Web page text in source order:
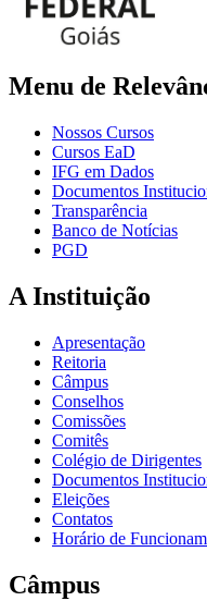
Menu de
Nossos Cursos
Cursos EaD
IFG em Dados
Documentos
Transparência
Banco de Notícias
PGD
A Instituição
Apresentação
Reitoria
Câmpus
Conselhos
Comissões
Comitês
Colégio de Dirigentes
Documentos
Eleições
Contatos
Horário de
Câmpus